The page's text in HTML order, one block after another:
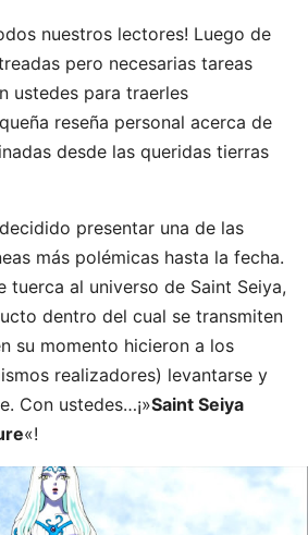
nuestros lectores! Luego de
pero necesarias tareas
ustedes para traerles
reseña personal acerca de
desde las queridas tierras
presentar una de las
más polémicas hasta la fecha.
tuerca al universo de Saint Seiya,
dentro del cual se transmiten
su momento hicieron a los
realizadores) levantarse y
Con ustedes…¡»Saint Seiya
«!